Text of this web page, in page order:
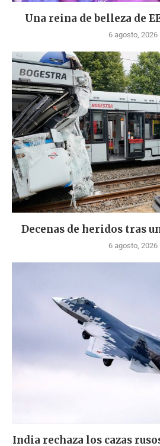
Una reina de belleza de
6 agosto, 2026
Decenas de heridos tras
6 agosto, 2026
India rechaza los cazas